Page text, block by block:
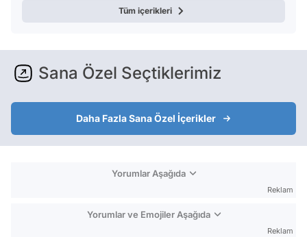
Tüm içerikleri
Sana Özel Seçtiklerimiz
Daha Fazla Sana Özel İçerikler
Yorumlar Aşağıda
Reklam
Yorumlar ve Emojiler Aşağıda
Reklam